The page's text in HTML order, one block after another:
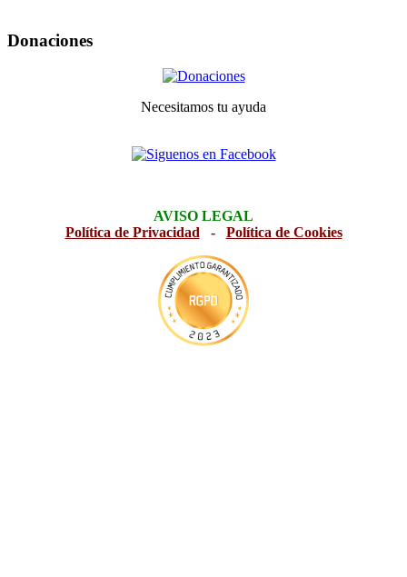
Donaciones
Necesitamos tu ayuda
AVISO LEGAL
Política de Privacidad - Política de Cookies